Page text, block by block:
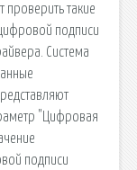
такие
подписи
Система
"Цифровая
подписи